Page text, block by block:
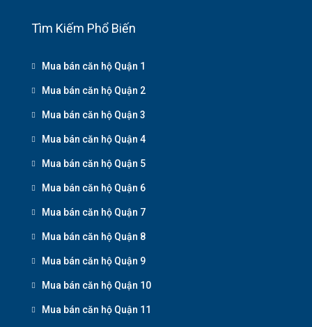
Tìm Kiếm Phổ Biến
Mua bán căn hộ Quận 1
Mua bán căn hộ Quận 2
Mua bán căn hộ Quận 3
Mua bán căn hộ Quận 4
Mua bán căn hộ Quận 5
Mua bán căn hộ Quận 6
Mua bán căn hộ Quận 7
Mua bán căn hộ Quận 8
Mua bán căn hộ Quận 9
Mua bán căn hộ Quận 10
Mua bán căn hộ Quận 11